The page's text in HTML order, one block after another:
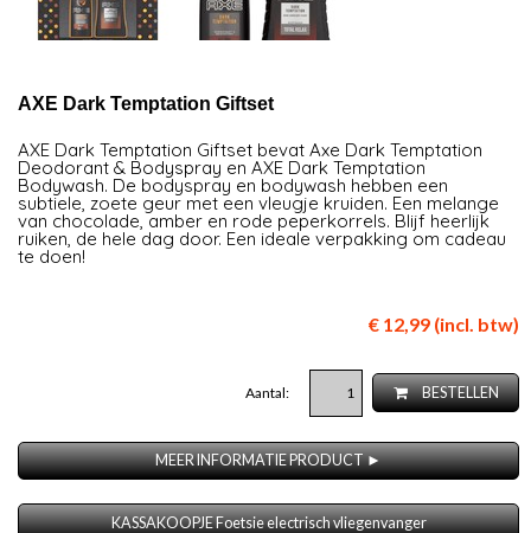
AXE Dark Temptation Giftset
AXE Dark Temptation Giftset bevat Axe Dark Temptation
Deodorant & Bodyspray en AXE Dark Temptation
Bodywash. De bodyspray en bodywash hebben een
subtiele, zoete geur met een vleugje kruiden. Een melange
van chocolade, amber en rode peperkorrels. Blijf heerlijk
ruiken, de hele dag door. Een ideale verpakking om cadeau
te doen!
€ 12,99 (incl. btw)
Aantal: BESTELLEN
MEER INFORMATIE PRODUCT ►
KASSAKOOPJE Foetsie electrisch vliegenvanger